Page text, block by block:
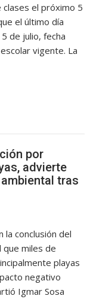
clases el próximo 5
el último día
de julio, fecha
vigente. La
por
advierte
tras
la conclusión del
que miles de
playas
negativo
Igmar Sosa